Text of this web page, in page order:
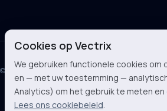
© 2026 Vectrix BV
Cookies op Vectrix
We gebruiken functionele cookies om
en — met uw toestemming —
Analytics) om het gebruik te meten
Lees ons cookiebeleid.